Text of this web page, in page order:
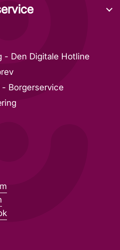
Den Digitale Hotline
Borgerservice